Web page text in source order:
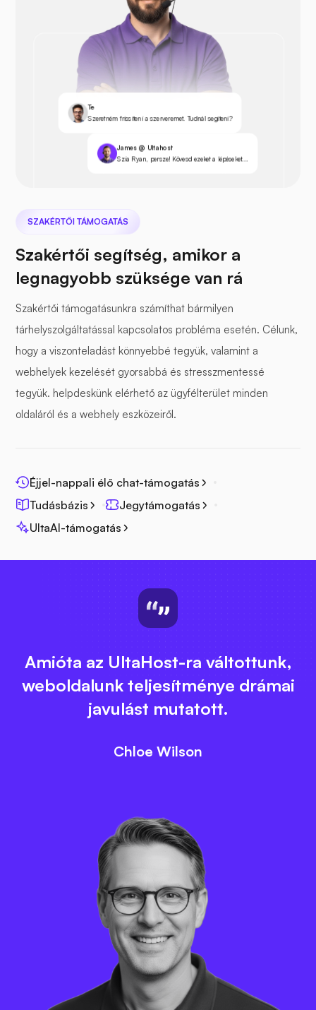
Te
Szeretném frissíteni a szerveremet. Tudnál segíteni?
James @ Ultahost
Szia Ryan, persze! Kövesd ezeket a lépéseket...
SZAKÉRTŐI TÁMOGATÁS
Szakértői segítség, amikor a
legnagyobb szüksége van rá
Szakértői támogatásunkra számíthat bármilyen
tárhelyszolgáltatással kapcsolatos probléma esetén. Célunk,
hogy a viszonteladást könnyebbé tegyük, valamint a
webhelyek kezelését gyorsabbá és stresszmentessé
tegyük. helpdeskünk elérhető az ügyfélterület minden
oldaláról és a webhely eszközeiről.
Éjjel-nappali élő chat-támogatás
Tudásbázis
Jegytámogatás
UltaAI-támogatás
Amióta az UltaHost-ra váltottunk,
weboldalunk teljesítménye drámai
javulást mutatott.
Chloe Wilson